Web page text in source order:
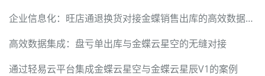
企业信息化：旺店通退换货对接金蝶销售出库的高效数据处理方案
高效数据集成：盘亏单出库与金蝶云星空的无缝对接
通过轻易云平台集成金蝶云星空与金蝶云星辰V1的案例